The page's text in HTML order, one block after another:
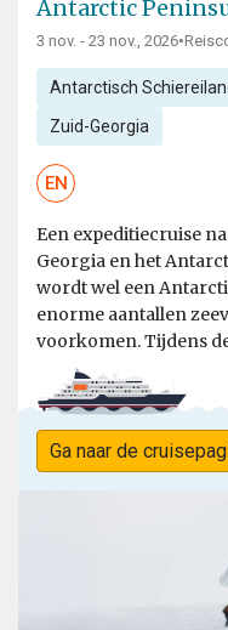
Antarctic
3 nov. - 23 nov., 2026•
Antarctisch
Zuid-Georgia
EN
Een expeditiecruise
Georgia en het
wordt wel een
enorme aantallen
voorkomen. Tijdens
Ga naar de